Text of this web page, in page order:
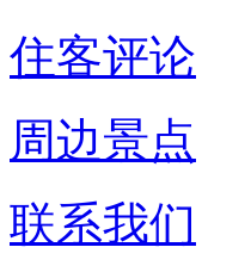
住客评论
周边景点
联系我们